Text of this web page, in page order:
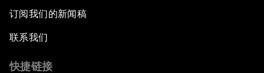
订阅我们的新闻稿
联系我们
快捷链接